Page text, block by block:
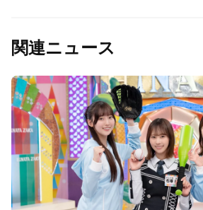
関連ニュース